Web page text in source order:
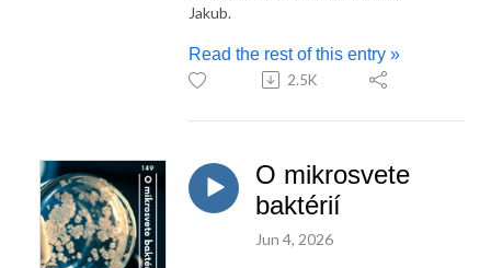
Jakub.
Read the rest of this entry »
2.5K
O mikrosvete
baktérií
Jun 4, 2026